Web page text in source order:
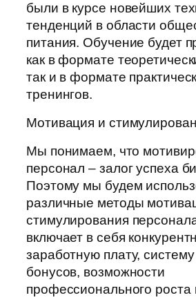
были в курсе новейших
тенденций в области
питания. Обучение будет
как в формате
так и в формате
тренингов.
Мотивация и
Мы понимаем, что
персонал – залог успеха
Поэтому мы будем
различные методы
стимулирования
включает в себя
заработную плату,
бонусов, возможности
профессионального роста